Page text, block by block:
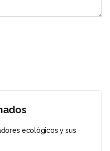
ecológicos y sus